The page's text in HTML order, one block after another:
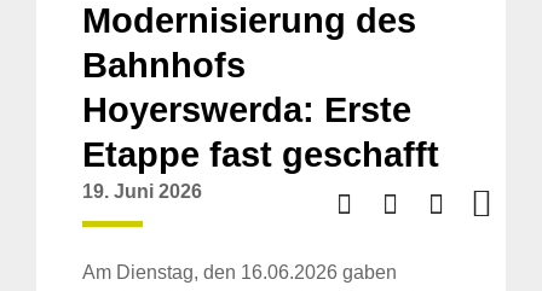
Modernisierung des
Bahnhofs
Hoyerswerda: Erste
Etappe fast geschafft
19. Juni 2026
Am Dienstag, den 16.06.2026 gaben